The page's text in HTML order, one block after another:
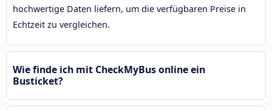
hochwertige Daten liefern, um die verfügbaren Preise in
Echtzeit zu vergleichen.
Wie finde ich mit CheckMyBus online ein
Busticket?